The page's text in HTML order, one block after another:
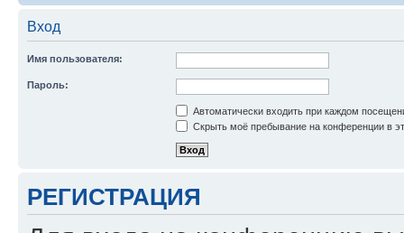
Вход
Имя пользователя:
Пароль:
Автоматически входить при каждом
Скрыть моё пребывание на конференции в
РЕГИСТРАЦИЯ